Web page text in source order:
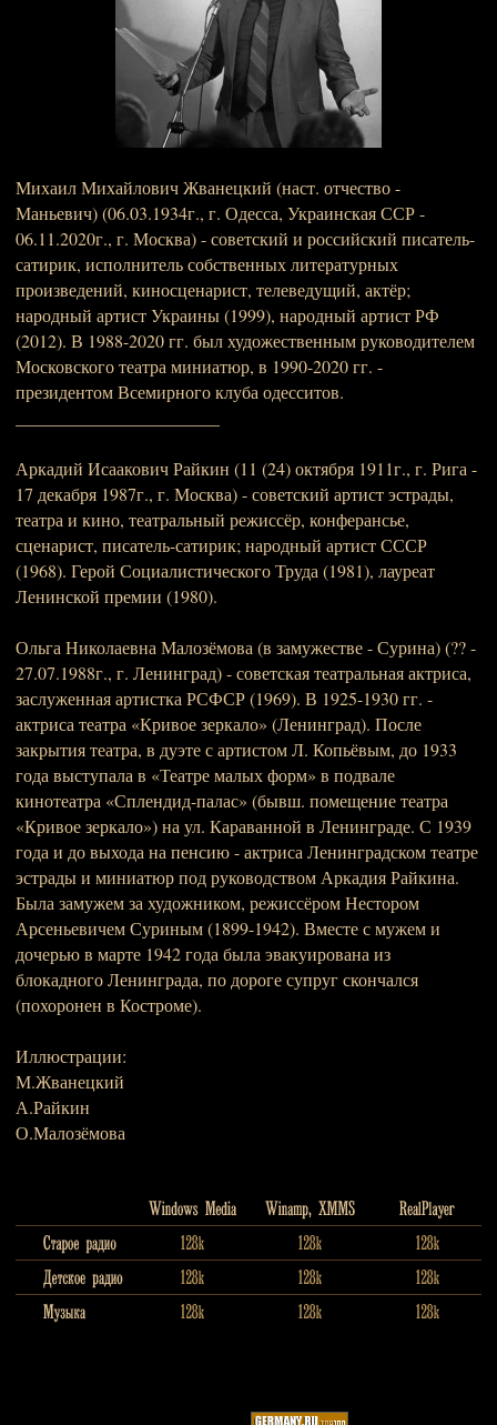
Михаил Михайлович Жванецкий (наст. отчество -
Маньевич) (06.03.1934г., г. Одесса, Украинская ССР -
06.11.2020г., г. Москва) - советский и российский писатель-
сатирик, исполнитель собственных литературных
произведений, киносценарист, телеведущий, актёр;
народный артист Украины (1999), народный артист РФ
(2012). В 1988-2020 гг. был художественным руководителем
Московского театра миниатюр, в 1990-2020 гг. -
президентом Всемирного клуба одесситов.
Аркадий Исаакович Райкин (11 (24) октября 1911г., г. Рига -
17 декабря 1987г., г. Москва) - советский артист эстрады,
театра и кино, театральный режиссёр, конферансье,
сценарист, писатель-сатирик; народный артист СССР
(1968). Герой Социалистического Труда (1981), лауреат
Ленинской премии (1980).
Ольга Николаевна Малозёмова (в замужестве - Сурина) (?? -
27.07.1988г., г. Ленинград) - советская театральная актриса,
заслуженная артистка РСФСР (1969). В 1925-1930 гг. -
актриса театра «Кривое зеркало» (Ленинград). После
закрытия театра, в дуэте с артистом Л. Копьёвым, до 1933
года выступала в «Театре малых форм» в подвале
кинотеатра «Сплендид-палас» (бывш. помещение театра
«Кривое зеркало») на ул. Караванной в Ленинграде. С 1939
года и до выхода на пенсию - актриса Ленинградском театре
эстрады и миниатюр под руководством Аркадия Райкина.
Была замужем за художником, режиссёром Нестором
Арсеньевичем Суриным (1899-1942). Вместе с мужем и
дочерью в марте 1942 года была эвакуирована из
блокадного Ленинграда, по дороге супруг скончался
(похоронен в Костроме).
Иллюстрации:
М.Жванецкий
А.Райкин
О.Малозёмова